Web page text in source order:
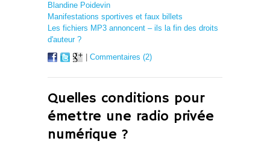
Blandine Poidevin
Manifestations sportives et faux billets
Les fichiers MP3 annoncent – ils la fin des droits
d'auteur ?
Commentaires (2)
Quelles conditions pour
émettre une radio privée
numérique ?